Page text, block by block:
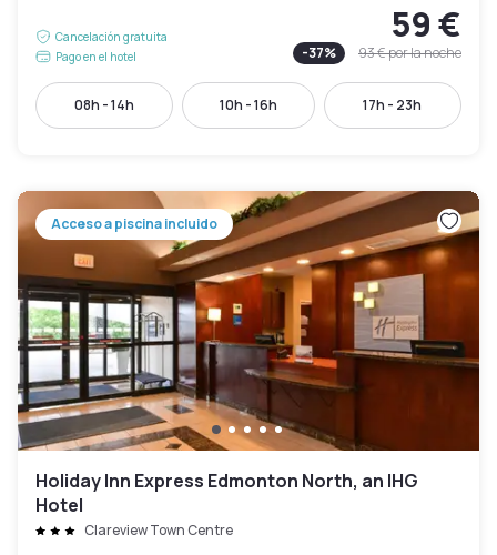
Cancelación gratuita
Pago en el hotel
59 €
-37% 93 €por la noche
08h - 14h 10h - 16h 17h - 23h
Acceso a piscina incluido
Holiday Inn Express Edmonton North, an IHG
Hotel
Clareview Town Centre